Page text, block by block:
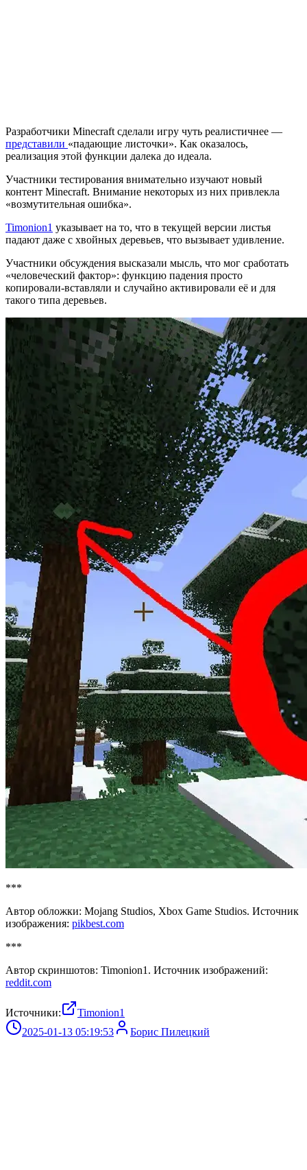
Разработчики Minecraft сделали игру чуть реалистичнее —
представили «падающие листочки». Как оказалось,
реализация этой функции далека до идеала.
Участники тестирования внимательно изучают новый
контент Minecraft. Внимание некоторых из них привлекла
«возмутительная ошибка».
Timonion1 указывает на то, что в текущей версии листья
падают даже с хвойных деревьев, что вызывает удивление.
Участники обсуждения высказали мысль, что мог сработать
«человеческий фактор»: функцию падения просто
копировали-вставляли и случайно активировали её и для
такого типа деревьев.
***
Автор обложки: Mojang Studios, Xbox Game Studios. Источник
изображения: pikbest.com
***
Автор скриншотов: Timonion1. Источник изображений:
reddit.com
Источники:
Timonion1
2025-01-13 05:19:53
Борис Пилецкий